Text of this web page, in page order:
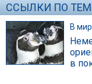
ССЫЛКИ ПО
В
в